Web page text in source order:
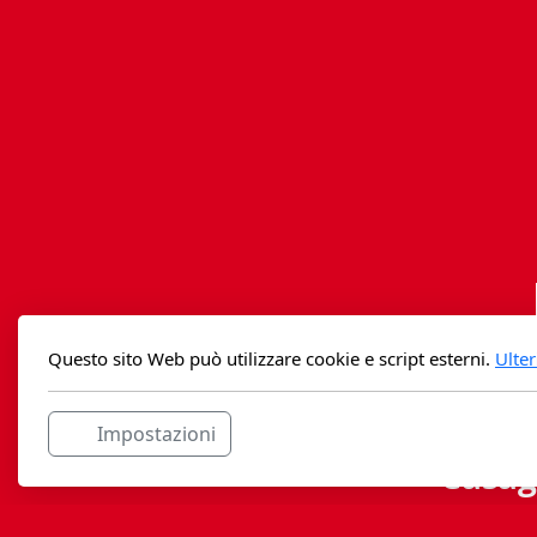
Questo sito Web può utilizzare cookie e script esterni.
Impostazioni